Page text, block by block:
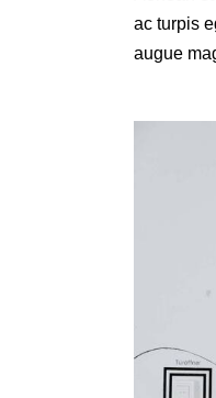
ac turpis
augue